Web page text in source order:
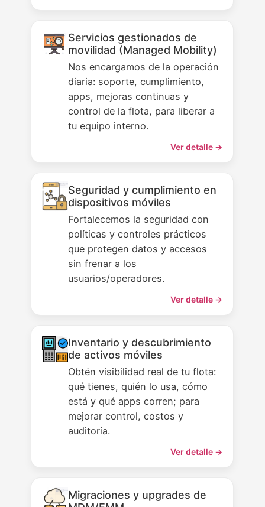
Servicios gestionados de
movilidad (Managed Mobility)
Nos encargamos de la operación
diaria: soporte, cumplimiento,
apps, mejoras continuas y
control de la flota, para liberar a
tu equipo interno.
Ver detalle →
Seguridad y cumplimiento en
dispositivos móviles
Fortalecemos la seguridad con
políticas y controles prácticos
que protegen datos y accesos
sin frenar a los
usuarios/operadores.
Ver detalle →
Inventario y descubrimiento
de activos móviles
Obtén visibilidad real de tu flota:
qué tienes, quién lo usa, cómo
está y qué apps corren; para
mejorar control, costos y
auditoría.
Ver detalle →
Migraciones y upgrades de